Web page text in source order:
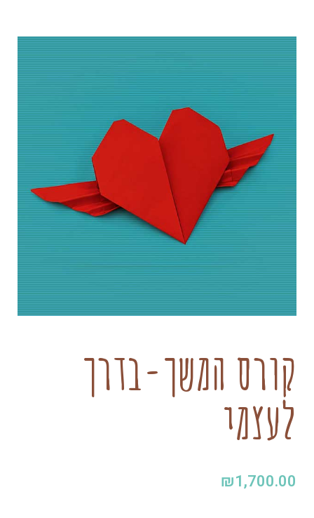
קורס המשך-בדרך
לעצמי
₪1,700.00